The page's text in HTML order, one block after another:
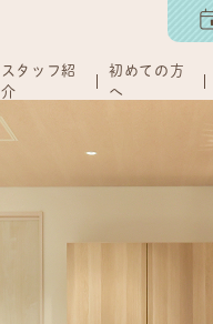
スタッフ紹
介
初めての方
へ